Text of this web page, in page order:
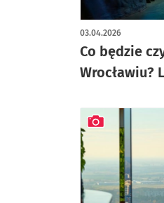
Co będzie
Wrocławiu?
03.04.2026